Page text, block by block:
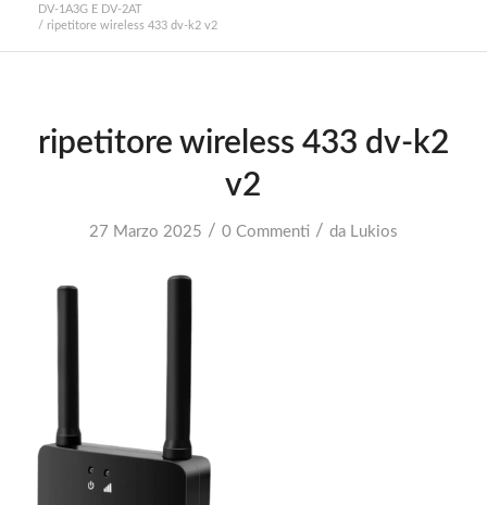
DV-1A3G E DV-2AT
/ ripetitore wireless 433 dv-k2 v2
ripetitore wireless 433 dv-k2
v2
27 Marzo 2025 / 0 Commenti / da Lukios